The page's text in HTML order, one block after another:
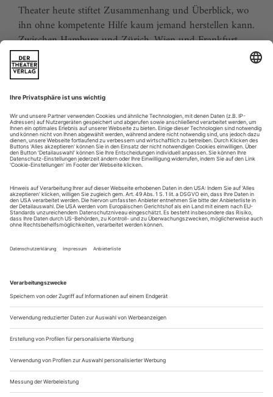
Theater heute stiftet Zusammenhang und Überblick, wo
ihn ohne kompetente Hilfe kaum jemand herstellen kann.
Zwischen Hamburg und Zürich, Wien und Frankfurt,
Jena und Aachen gibt es wie nirgends auf der Welt eine
dichte, vielfältige und produktive Theaterszene. Mit
Theater heute sind Sie jederzeit über die wichtigsten
Ereignisse informiert. Theater heute erscheint 12-mal im
Jahr mit einem Doppelheft im Juli und dem Jahrbuch im
August.
Sie erhalten Zugang zum Online-Archiv von Theater
heute und können sowohl das aktuelle ePaper als auch
das ePaper-Archiv über Ihren Account auf www.der-
theaterverlag.de einsehen. Zugang zur App auf Anfrage.
Das Abonnement hat eine Laufzeit von einem Monat und
verlängert sich jeweils um einen weiteren Monat, sofern
es nicht vom Kunden auf der Seite „Mein Konto/Meine
Bestellungen“ auf www.der-theaterverlag.de gekündigt
in Kraft.
Aus steuerlichen Gründen abweichende Preise für Käufe
außerhalb Deutschlands (Endpreis vor Auslösen der Bestellung
ersichtlich)